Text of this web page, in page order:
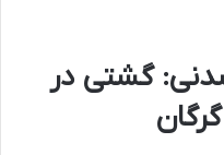
گشتی در